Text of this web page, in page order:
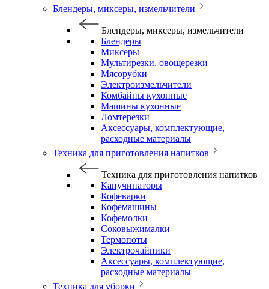
Блендеры, миксеры, измельчители
Блендеры, миксеры, измельчители
Блендеры
Миксеры
Мультирезки, овощерезки
Мясорубки
Электроизмельчители
Комбайны кухонные
Машины кухонные
Ломтерезки
Аксессуары, комплектующие,
расходные материалы
Техника для приготовления напитков
Техника для приготовления напитков
Капучинаторы
Кофеварки
Кофемашины
Кофемолки
Соковыжималки
Термопоты
Электрочайники
Аксессуары, комплектующие,
расходные материалы
Техника для уборки